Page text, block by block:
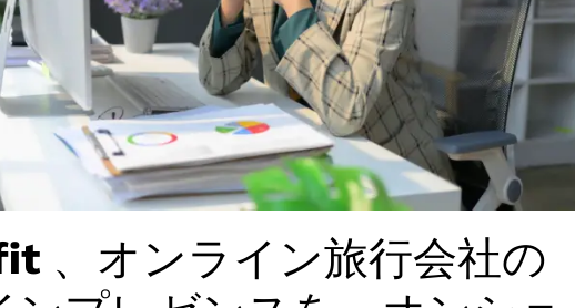
、オンライン旅行会社の